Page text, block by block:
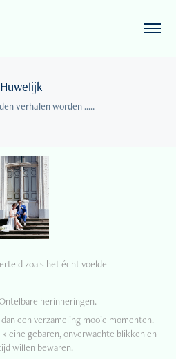
Huwelijk
verhalen worden .....
zoals het écht voelde
herinneringen.
een verzameling mooie momenten.
gebaren, onverwachte blikken en
willen bewaren.